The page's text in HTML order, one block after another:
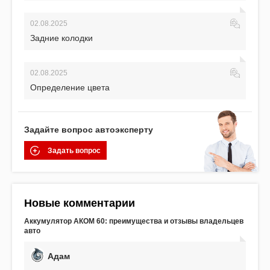
02.08.2025
Задние колодки
02.08.2025
Определение цвета
Задайте вопрос автоэксперту
Задать вопрос
Новые комментарии
Аккумулятор АКОМ 60: преимущества и отзывы владельцев
авто
Адам